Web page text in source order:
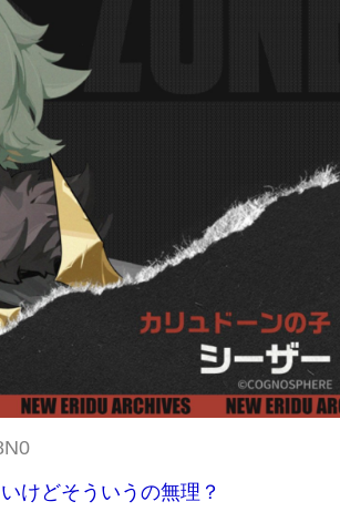
けどそういうの無理？